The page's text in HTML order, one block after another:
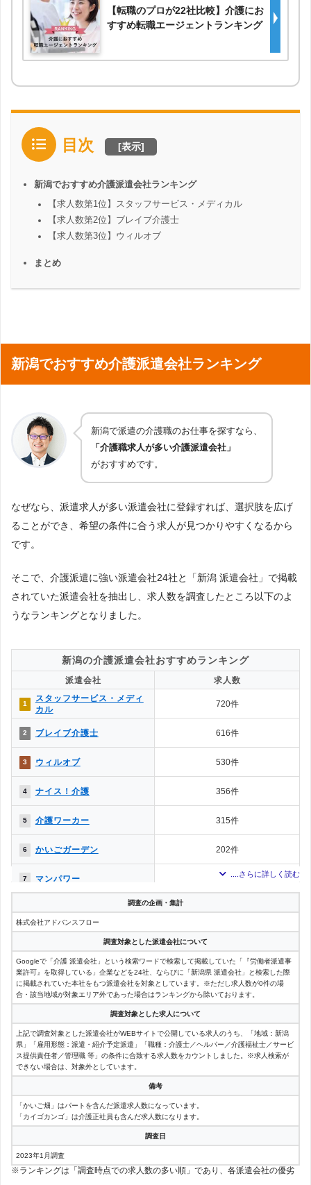
【転職のプロが22社比較】介護にお
すすめ転職エージェントランキング
目次 [表示]
新潟でおすすめ介護派遣会社ランキング
【求人数第1位】スタッフサービス・メディカル
【求人数第2位】ブレイブ介護士
【求人数第3位】ウィルオブ
まとめ
新潟でおすすめ介護派遣会社ランキング
新潟で派遣の介護職のお仕事を探すなら、
「介護職求人が多い介護派遣会社」
がおすすめです。
なぜなら、派遣求人が多い派遣会社に登録すれば、選択肢を広げ
ることができ、希望の条件に合う求人が見つかりやすくなるから
です。
そこで、介護派遣に強い派遣会社24社と「新潟 派遣会社」で掲載
されていた派遣会社を抽出し、求人数を調査したところ以下のよ
うなランキングとなりました。
新潟の介護派遣会社おすすめランキング
派遣会社 求人数
1
スタッフサービス・メディ
カル
720件
2 ブレイブ介護士 616件
3 ウィルオブ 530件
4 ナイス！介護 356件
5 介護ワーカー 315件
6 かいごガーデン 202件
7 マンパワー 81件
9 アデコ 1件
9 スタッフエース 1件
調査の企画・集計
株式会社アドバンスフロー
調査対象とした派遣会社について
Googleで「介護 派遣会社」という検索ワードで検索して掲載していた「『労働者派遣事
業許可』を取得している」企業などを24社、ならびに「新潟県 派遣会社」と検索した際
に掲載されていた本社をもつ派遣会社を対象としています。※ただし求人数が0件の場
合・該当地域が対象エリア外であった場合はランキングから除いております。
調査対象とした求人について
上記で調査対象とした派遣会社がWEBサイトで公開している求人のうち、「地域：新潟
県」「雇用形態：派遣・紹介予定派遣」「職種：介護士／ヘルパー／介護福祉士／サービ
ス提供責任者／管理職 等」の条件に合致する求人数をカウントしました。※求人検索が
できない場合は、対象外としています。
備考
「かいご畑」はパートを含んだ派遣求人数になっています。
「カイゴカンゴ」は介護正社員も含んだ求人数になります。
調査日
2023年1月調査
※ランキングは「調査時点での求人数の多い順」であり、各派遣会社の優劣